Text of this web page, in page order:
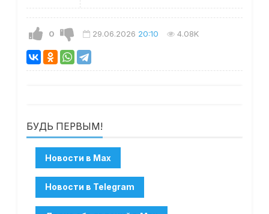
0 29.06.2026 20:10 4.08K
БУДЬ ПЕРВЫМ!